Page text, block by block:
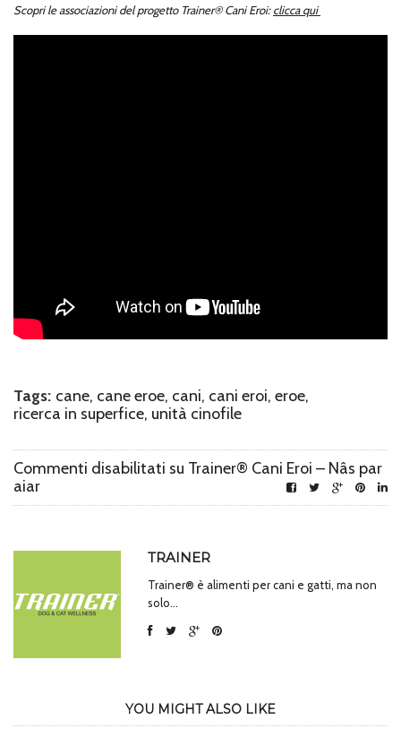
Scopri le associazioni del progetto Trainer® Cani Eroi:clicca qui
Tags: cane, cane eroe, cani, cani eroi, eroe,
ricerca in superfice, unità cinofile
Commenti disabilitati su Trainer® Cani Eroi – Nâs par
aiar
TRAINER
Trainer® è alimenti per cani e gatti, ma non
solo...
YOU MIGHT ALSO LIKE